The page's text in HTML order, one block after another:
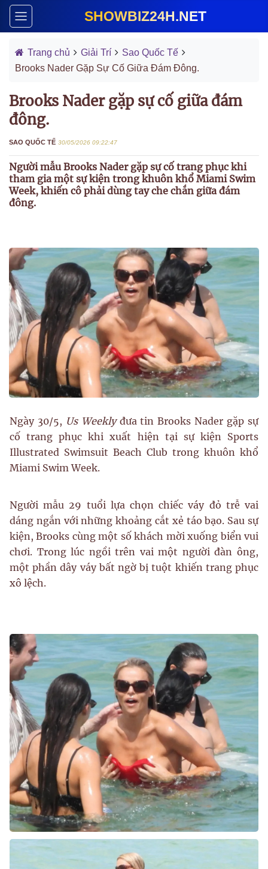
SHOWBIZ24H.NET
Trang chủ Giải Trí
Sao Quốc Tế
Brooks Nader Gặp Sự Cố Giữa Đám Đông.
Brooks Nader gặp sự cố giữa đám
đông.
SAO QUỐC TẾ 30/05/2026 09:22:47
Người mẫu Brooks Nader gặp sự cố trang phục khi
tham gia một sự kiện trong khuôn khổ Miami Swim
Week, khiến cô phải dùng tay che chắn giữa đám
đông.
Ngày 30/5, Us Weeklyđưa tin Brooks Nader gặp sự
cố trang phục khi xuất hiện tại sự kiện Sports
Illustrated Swimsuit Beach Club trong khuôn khổ
Miami Swim Week.
Người mẫu 29 tuổi lựa chọn chiếc váy đỏ trễ vai
dáng ngắn với những khoảng cắt xẻ táo bạo. Sau sự
kiện, Brooks cùng một số khách mời xuống biển vui
chơi. Trong lúc ngồi trên vai một người đàn ông,
một phần dây váy bất ngờ bị tuột khiến trang phục
xô lệch.